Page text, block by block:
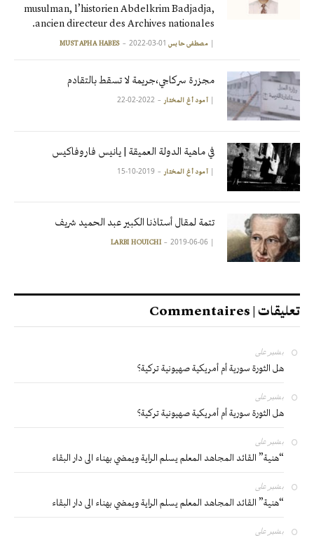
musulman, l’historien Abdelkrim Badjadja,
ancien directeur des Archives nationales.
| مصطفى حابس MUSTAPHA HABES 2022-03-01
مجزرة سركاجي،جريمة لا تسقط بالتقادم
| آمود أغ المختار 2022-02-22
في ماهية الدولة العميقة | يانيس فاروفاكيس
| آمود أغ المختار 2019-10-15
تتمة لمقال أستاذنا الكبير عبد الحميد شريف
|
LARBI HOUICHI 2019-06-06
تعليقات | Commentaires
بشير على
هل الثورة سورية أم أمريكية صهيونية تركية؟
بشير على
هل الثورة سورية أم أمريكية صهيونية تركية؟
بشير على
“هنية” القائد المجاهد المعلم يسلم الراية ويمضي بهناء الى دار البقاء
بشير على
“هنية” القائد المجاهد المعلم يسلم الراية ويمضي بهناء الى دار البقاء
بشير على